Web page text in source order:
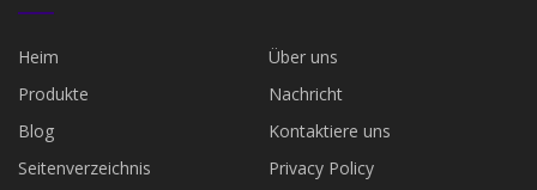
Heim
Über uns
Produkte
Nachricht
Blog
Kontaktiere uns
Seitenverzeichnis
Privacy Policy